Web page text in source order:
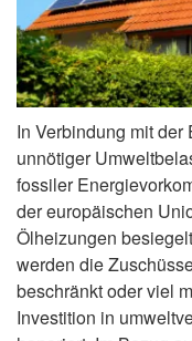
In Verbindung mit
unnötiger
fossiler
der europäischen
Ölheizungen
werden die
beschränkt oder viel
Investition in